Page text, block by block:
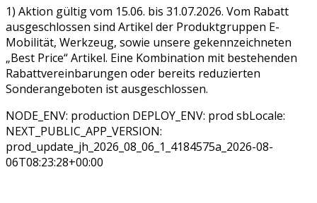
1) Aktion gültig vom 15.06. bis 31.07.2026. Vom Rabatt
ausgeschlossen sind Artikel der Produktgruppen E-
Mobilität, Werkzeug, sowie unsere gekennzeichneten
„Best Price“ Artikel. Eine Kombination mit bestehenden
Rabattvereinbarungen oder bereits reduzierten
Sonderangeboten ist ausgeschlossen.
NODE_ENV: production DEPLOY_ENV: prod sbLocale:
NEXT_PUBLIC_APP_VERSION:
prod_update_jh_2026_08_06_1_4184575a_2026-08-
06T08:23:28+00:00